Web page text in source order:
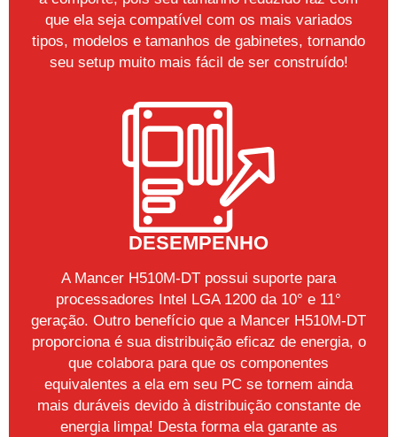
que ela seja compatível com os mais variados
tipos, modelos e tamanhos de gabinetes, tornando
seu setup muito mais fácil de ser construído!
DESEMPENHO
A Mancer H510M-DT possui suporte para
processadores Intel LGA 1200 da 10° e 11°
geração. Outro benefício que a Mancer H510M-DT
proporciona é sua distribuição eficaz de energia, o
que colabora para que os componentes
equivalentes a ela em seu PC se tornem ainda
mais duráveis devido à distribuição constante de
energia limpa! Desta forma ela garante as